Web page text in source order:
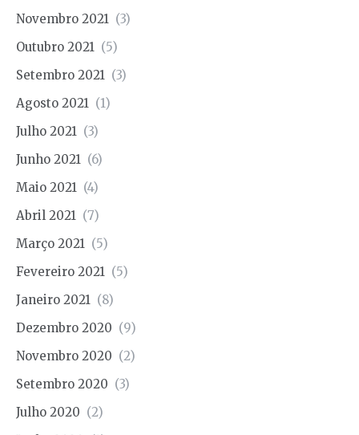
Novembro 2021 (3)
Outubro 2021 (5)
Setembro 2021 (3)
Agosto 2021 (1)
Julho 2021 (3)
Junho 2021 (6)
Maio 2021 (4)
Abril 2021 (7)
Março 2021 (5)
Fevereiro 2021 (5)
Janeiro 2021 (8)
Dezembro 2020 (9)
Novembro 2020 (2)
Setembro 2020 (3)
Julho 2020 (2)